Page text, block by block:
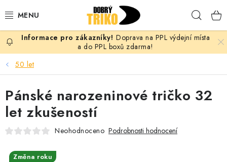
na
PRO ŽENY
PRO MUŽE
PRO DĚTI
PRO PÁRY
Doprava na PPL výdejní místa
a do PPL boxů zdarma!
50 let
Pánské narozeninové tričko 32
let zkušeností
Neohodnoceno Podrobnosti hodnocení
Změna roku